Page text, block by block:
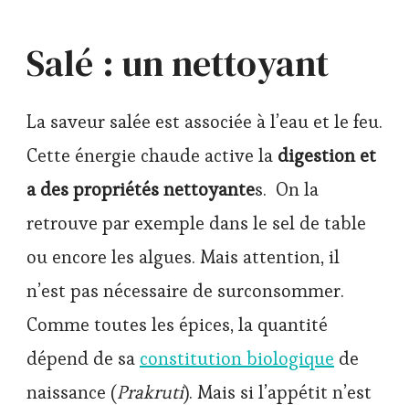
Salé : un nettoyant
La saveur salée est associée à l’eau et le feu.
Cette énergie chaude active la digestion et
a des propriétés nettoyantes. On la
retrouve par exemple dans le sel de table
ou encore les algues. Mais attention, il
n’est pas nécessaire de surconsommer.
Comme toutes les épices, la quantité
dépend de sa constitution biologique de
naissance (Prakruti). Mais si l’appétit n’est